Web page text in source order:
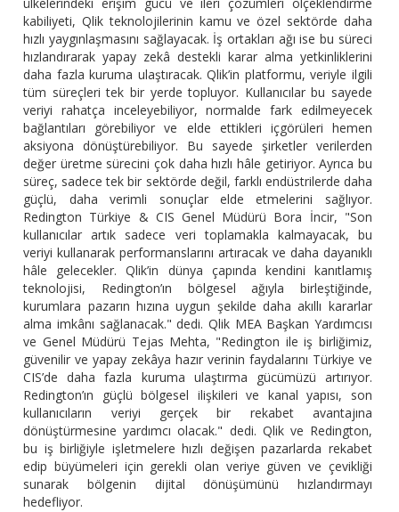
ülkelerindeki erişim gücü ve ileri çözümleri ölçeklendirme
kabiliyeti, Qlik teknolojilerinin kamu ve özel sektörde daha
hızlı yaygınlaşmasını sağlayacak. İş ortakları ağı ise bu süreci
hızlandırarak yapay zekâ destekli karar alma yetkinliklerini
daha fazla kuruma ulaştıracak. Qlik’in platformu, veriyle ilgili
tüm süreçleri tek bir yerde topluyor. Kullanıcılar bu sayede
veriyi rahatça inceleyebiliyor, normalde fark edilmeyecek
bağlantıları görebiliyor ve elde ettikleri içgörüleri hemen
aksiyona dönüştürebiliyor. Bu sayede şirketler verilerden
değer üretme sürecini çok daha hızlı hâle getiriyor. Ayrıca bu
süreç, sadece tek bir sektörde değil, farklı endüstrilerde daha
güçlü, daha verimli sonuçlar elde etmelerini sağlıyor.
Redington Türkiye & CIS Genel Müdürü Bora İncir, "Son
kullanıcılar artık sadece veri toplamakla kalmayacak, bu
veriyi kullanarak performanslarını artıracak ve daha dayanıklı
hâle gelecekler. Qlik’in dünya çapında kendini kanıtlamış
teknolojisi, Redington’ın bölgesel ağıyla birleştiğinde,
kurumlara pazarın hızına uygun şekilde daha akıllı kararlar
alma imkânı sağlanacak." dedi. Qlik MEA Başkan Yardımcısı
ve Genel Müdürü Tejas Mehta, "Redington ile iş birliğimiz,
güvenilir ve yapay zekâya hazır verinin faydalarını Türkiye ve
CIS’de daha fazla kuruma ulaştırma gücümüzü artırıyor.
Redington’ın güçlü bölgesel ilişkileri ve kanal yapısı, son
kullanıcıların veriyi gerçek bir rekabet avantajına
dönüştürmesine yardımcı olacak." dedi. Qlik ve Redington,
bu iş birliğiyle işletmelere hızlı değişen pazarlarda rekabet
edip büyümeleri için gerekli olan veriye güven ve çevikliği
sunarak bölgenin dijital dönüşümünü hızlandırmayı
hedefliyor.